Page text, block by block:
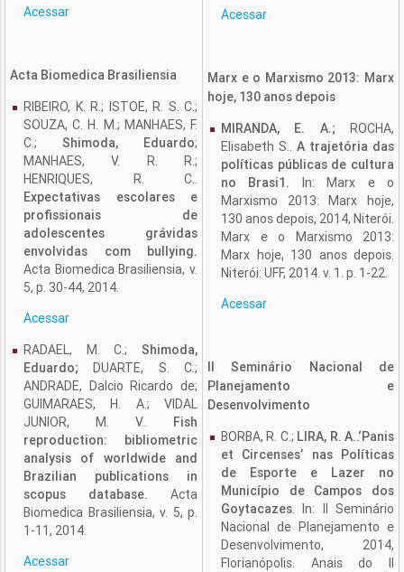
Acessar
Acta Biomedica Brasiliensia
RIBEIRO, K. R.; ISTOE, R. S. C.;
SOUZA, C. H. M.; MANHAES, F.
C.; Shimoda, Eduardo;
MANHAES, V. R. R.;
HENRIQUES, R. C..
Expectativas escolares e
profissionais de
adolescentes grávidas
envolvidas com bullying.
Acta Biomedica Brasiliensia, v.
5, p. 30-44, 2014.
Acessar
RADAEL, M. C.; Shimoda,
Eduardo; DUARTE, S. C.;
ANDRADE, Dalcio Ricardo de;
GUIMARAES, H. A.; VIDAL
JUNIOR, M. V.. Fish
reproduction: bibliometric
analysis of worldwide and
Brazilian publications in
scopus database. Acta
Biomedica Brasiliensia, v. 5, p.
1-11, 2014.
Acessar
Acessar
Marx e o Marxismo 2013: Marx
hoje, 130 anos depois
MIRANDA, E. A.; ROCHA,
Elisabeth S.. A trajetória das
políticas públicas de cultura
no Brasi1. In: Marx e o
Marxismo 2013: Marx hoje,
130 anos depois, 2014, Niterói.
Marx e o Marxismo 2013:
Marx hoje, 130 anos depois.
Niterói: UFF, 2014. v. 1. p. 1-22.
Acessar
II Seminário Nacional de
Planejamento e
Desenvolvimento
BORBA, R. C.; LIRA, R. A..‘Panis
et Circenses’ nas Políticas
de Esporte e Lazer no
Município de Campos dos
Goytacazes. In: II Seminário
Nacional de Planejamento e
Desenvolvimento, 2014,
Florianópolis. Anais do II